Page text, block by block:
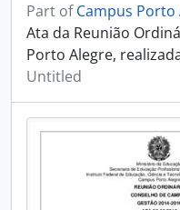
Part ofCampus Porto
Ata da Reunião
Porto Alegre,
Untitled